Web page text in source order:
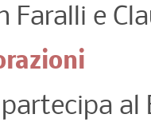
Faralli e